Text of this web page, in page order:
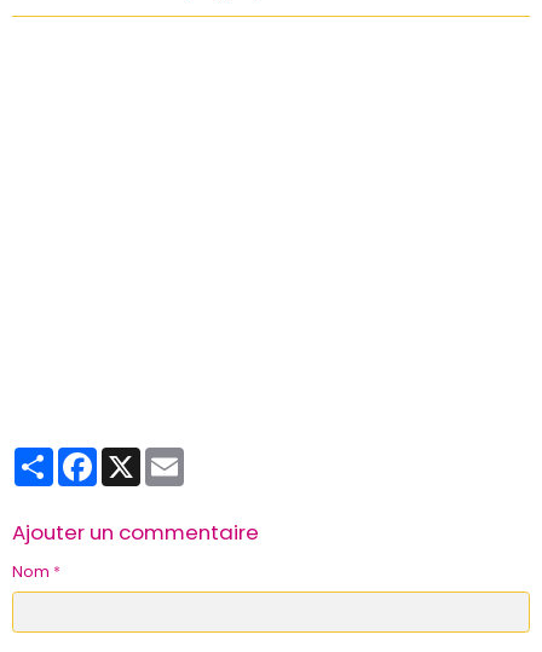
PartagerFacebook
X
Ajouter un commentaire
Nom